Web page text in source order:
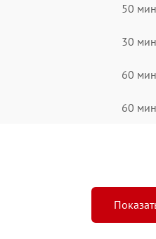
50 мин
30 мин
60 мин
60 мин